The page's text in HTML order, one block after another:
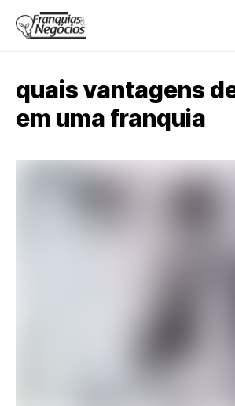
quais vantagens
em uma franquia